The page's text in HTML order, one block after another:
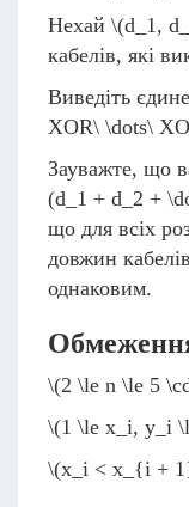
Нехай \(d_1,
кабелів, які
Виведіть
XOR\ \dots\
Зауважте, що
(d_1 + d_2 +
що для всіх
довжин
однаковим.
\(2 \le n \le 5
\(1 \le x_i, y_i
\(x_i < x_{i +